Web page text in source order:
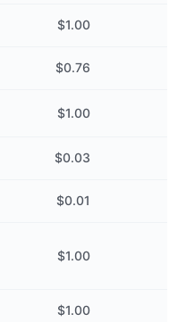
$1.00
$0.76
$1.00
$0.03
$0.01
$1.00
$1.00